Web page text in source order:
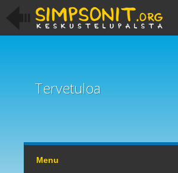
Tervetuloa
Menu